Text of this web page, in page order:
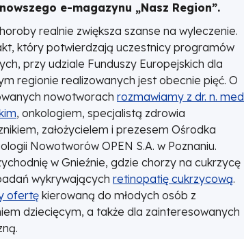
e-magazynu „Nasz Region”.
realnie zwiększa szanse na wyleczenie.
który potwierdzają uczestnicy programów
przy udziale Funduszy Europejskich dla
regionie realizowanych jest obecnie pięć. O
nowotworach rozmawiamy z dr. n.
, onkologiem, specjalistą zdrowia
założycielem i prezesem Ośrodka
Nowotworów OPEN S.A. w Poznaniu.
w Gnieźnie, gdzie chorzy na cukrzycę
wykrywających retinopatię cukrzycową.
ofertękierowaną do młodych osób z
dziecięcym, a także dla zainteresowanych